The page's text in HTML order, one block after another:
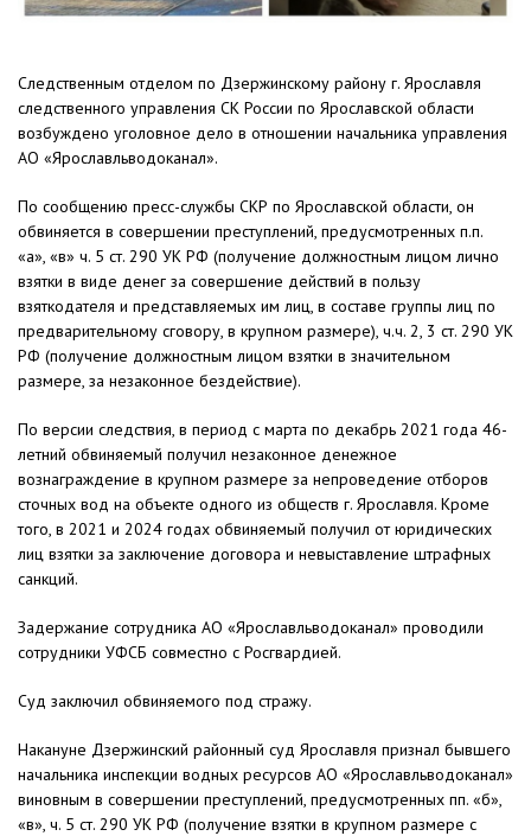
Следственным отделом по Дзержинскому району г. Ярославля
следственного управления СК России по Ярославской области
возбуждено уголовное дело в отношении начальника управления
АО «Ярославльводоканал».
По сообщению пресс-службы СКР по Ярославской области, он
обвиняется в совершении преступлений, предусмотренных п.п.
«а», «в» ч. 5 ст. 290 УК РФ (получение должностным лицом лично
взятки в виде денег за совершение действий в пользу
взяткодателя и представляемых им лиц, в составе группы лиц по
предварительному сговору, в крупном размере), ч.ч. 2, 3 ст. 290 УК
РФ (получение должностным лицом взятки в значительном
размере, за незаконное бездействие).
По версии следствия, в период с марта по декабрь 2021 года 46-
летний обвиняемый получил незаконное денежное
вознаграждение в крупном размере за непроведение отборов
сточных вод на объекте одного из обществ г. Ярославля. Кроме
того, в 2021 и 2024 годах обвиняемый получил от юридических
лиц взятки за заключение договора и невыставление штрафных
санкций.
Задержание сотрудника АО «Ярославльводоканал» проводили
сотрудники УФСБ совместно с Росгвардией.
Суд заключил обвиняемого под стражу.
Накануне Дзержинский районный суд Ярославля признал бывшего
начальника инспекции водных ресурсов АО «Ярославльводоканал»
виновным в совершении преступлений, предусмотренных пп. «б»,
«в», ч. 5 ст. 290 УК РФ (получение взятки в крупном размере с